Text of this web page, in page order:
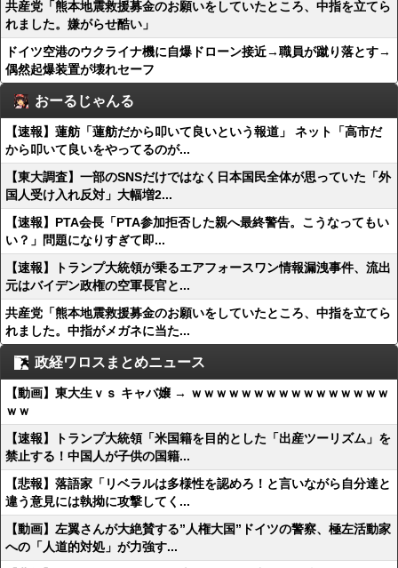
共産党「熊本地震救援募金のお願いをしていたところ、中指を立てら
れました。嫌がらせ酷い」
ドイツ空港のウクライナ機に自爆ドローン接近→職員が蹴り落とす→
偶然起爆装置が壊れセーフ
おーるじゃんる
【速報】蓮舫「蓮舫だから叩いて良いという報道」 ネット「高市だ
から叩いて良いをやってるのが...
【東大調査】一部のSNSだけではなく日本国民全体が思っていた「外
国人受け入れ反対」大幅増2...
【速報】PTA会長「PTA参加拒否した親へ最終警告。こうなってもい
い？」問題になりすぎて即...
【速報】トランプ大統領が乗るエアフォースワン情報漏洩事件、流出
元はバイデン政権の空軍長官と...
共産党「熊本地震救援募金のお願いをしていたところ、中指を立てら
れました。中指がメガネに当た...
政経ワロスまとめニュース
【動画】東大生ｖｓ キャバ嬢 → ｗｗｗｗｗｗｗｗｗｗｗｗｗｗｗｗ
ｗｗ
【速報】トランプ大統領「米国籍を目的とした「出産ツーリズム」を
禁止する！中国人が子供の国籍...
【悲報】落語家「リベラルは多様性を認めろ！と言いながら自分達と
違う意見には執拗に攻撃してく...
【動画】左翼さんが大絶賛する”人権大国”ドイツの警察、極左活動家
への「人道的対処」が力強す...